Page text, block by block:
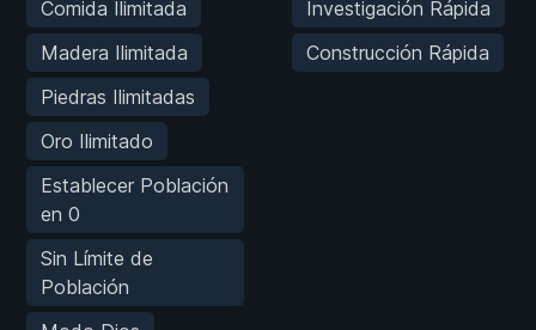
Comida Ilimitada
Madera Ilimitada
Piedras Ilimitadas
Oro Ilimitado
Establecer Población
en 0
Sin Límite de
Población
Investigación Rápida
Construcción Rápida